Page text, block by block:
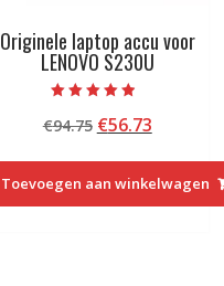
Originele laptop accu voor
LENOVO S230U
met
4.50
€94.75
was:
€94.75.
€56.73Huidige
is:
€56.73.
Toevoegen aan winkelwagen